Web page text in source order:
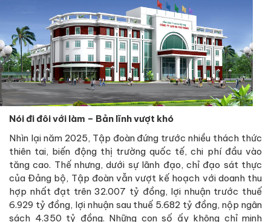
Nói đi đôi với làm – Bản lĩnh vượt khó
Nhìn lại năm 2025, Tập đoàn đứng trước nhiều thách thức
thiên tai, biến động thị trường quốc tế, chi phí đầu vào
tăng cao. Thế nhưng, dưới sự lãnh đạo, chỉ đạo sát thực
của Đảng bộ, Tập đoàn vẫn vượt kế hoạch với doanh thu
hợp nhất đạt trên 32.007 tỷ đồng, lợi nhuận trước thuế
6.929 tỷ đồng, lợi nhuận sau thuế 5.682 tỷ đồng, nộp ngân
sách 4.350 tỷ đồng. Những con số ấy không chỉ minh